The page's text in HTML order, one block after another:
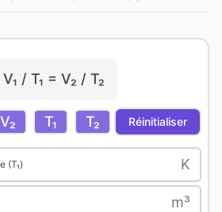
i
d
e
o
V₁ / T₁ = V₂ / T₂
V₂ T₁ T₂ Réinitialiser
(T₁) K
m³